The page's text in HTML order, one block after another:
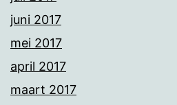
juni 2017
mei 2017
april 2017
maart 2017